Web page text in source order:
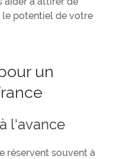
le potentiel de votre
un
l'avance
réservent souvent à